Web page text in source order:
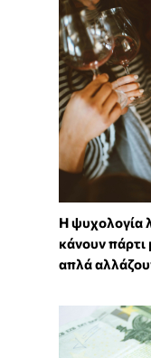
Η ψυχολογία
κάνουν
απλά